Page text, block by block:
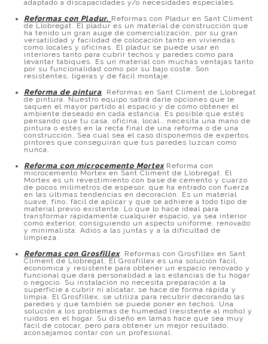
adaptado a discapacidades y/o necesidades especiales.
Reformas con Pladur. Reformas con Pladur en Sant Climent
de Llobregat. El pladur es un material de construcción que
ha tenido un gran auge de comercialización, por su gran
versatilidad y facilidad de colocación tanto en viviendas
como locales y oficinas. El pladur se puede usar en
interiores tanto para cubrir techos y paredes como para
levantar tabiques. Es un material con muchas ventajas tanto
por su funcionalidad como por su bajo coste. Son
resistentes, ligeras y de fácil montaje.
Reforma de pintura. Reformas en Sant Climent de Llobregat
de pintura. Nuestro equipo sabrá darle opciones que le
saquen el mayor partido al espacio y de cómo obtener el
ambiente deseado en cada estancia. Es posible que estés
pensando que tu casa, oficina, local… necesita una mano de
pintura o estés en la recta final de una reforma o de una
construcción. Sea cual sea el caso disponemos de expertos
pintores que conseguirán que tus paredes luzcan como
nunca.
Reforma con microcemento MortexReforma con
microcemento Mortex en Sant Climent de Llobregat. El
Mortex es un revestimiento con base de cemento y cuarzo
de pocos milímetros de espesor, que ha entrado con fuerza
en las últimas tendencias en decoración. Es un material
suave, fino, fácil de aplicar y que se adhiere a todo tipo de
material previo existente. Lo que lo hace ideal para
transformar rápidamente cualquier espacio, ya sea interior
como exterior, consiguiendo un aspecto uniforme, renovado
y minimalista. Adiós a las juntas y a la dificultad de
limpieza.
Reformas con Grosfillex. Reformas con Grosfillex en Sant
Climent de Llobregat, El Grosfillex es una solución fácil,
económica y resistente para obtener un espacio renovado y
funcional que dará personalidad a las estancias de tu hogar
o negocio. Su instalación no necesita preparación a la
superficie a cubrir ni alicatar, se hace de forma rápida y
limpia. El Grosfillex, se utiliza para recubrir decorando las
paredes y que también se puede poner en techos. Una
solución a los problemas de humedad (resistente al moho) y
ruidos en el hogar. Su diseño en lamas hace que sea muy
fácil de colocar, pero para obtener un mejor resultado,
aconsejamos contar con un profesional.